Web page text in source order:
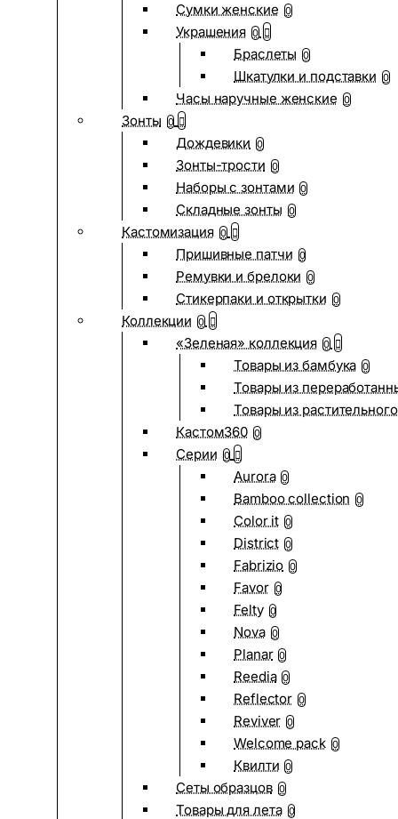
Сумки женские 0
Украшения 0
Браслеты 0
Шкатулки и подставки 0
Часы наручные женские 0
Зонты 0
Дождевики 0
Зонты-трости 0
Наборы с зонтами 0
Складные зонты 0
Кастомизация 0
Пришивные патчи 0
Ремувки и брелоки 0
Стикерпаки и открытки 0
Коллекции 0
«Зеленая» коллекция 0
Товары из бамбука 0
Товары из
Товары из
Кастом360 0
Серии 0
Aurora 0
Bamboo collection 0
Color it 0
District 0
Fabrizio 0
Favor 0
Felty 0
Nova 0
Planar 0
Reedia 0
Reflector 0
Reviver 0
Welcome pack 0
Квилти 0
Сеты образцов 0
Товары для лета 0